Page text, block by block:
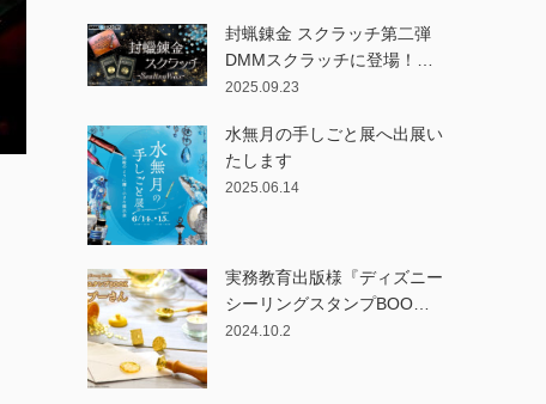
封蝋錬金 スクラッチ第二弾
DMMスクラッチに登場！…
2025.09.23
水無月の手しごと展へ出展い
たします
2025.06.14
実務教育出版様『ディズニー
シーリングスタンプBOO…
2024.10.2